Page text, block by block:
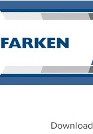
Download